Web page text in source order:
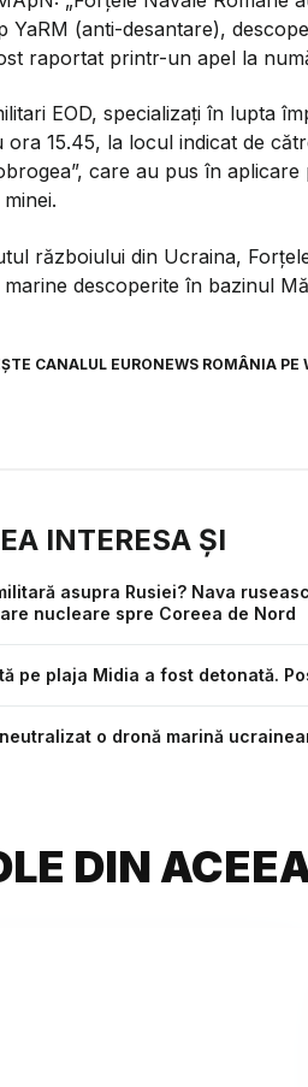
YaRM (anti-desantare),
raportat printr-un apel la
EOD, specializați în lupta
ora 15.45, la locul indicat de
care au pus în
războiului din Ucraina,
marine descoperite în bazinul
CANALUL EURONEWS ROMÂNIA PE
INTERESA ȘI
asupra Rusiei? Nava
nucleare spre Coreea de Nord
pe plaja Midia a fost detonată.
o dronă marină
DIN